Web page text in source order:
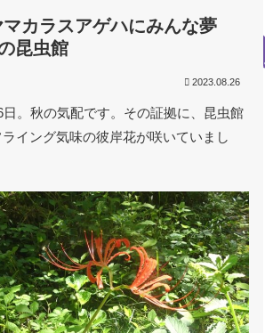
カラスアゲハにみんな夢
昆虫館
2023.08.26
。秋の気配です。その証拠に、昆虫館
イング気味の彼岸花が咲いていまし